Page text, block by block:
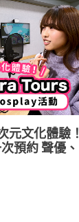
元文化體驗！
預約 聲優、